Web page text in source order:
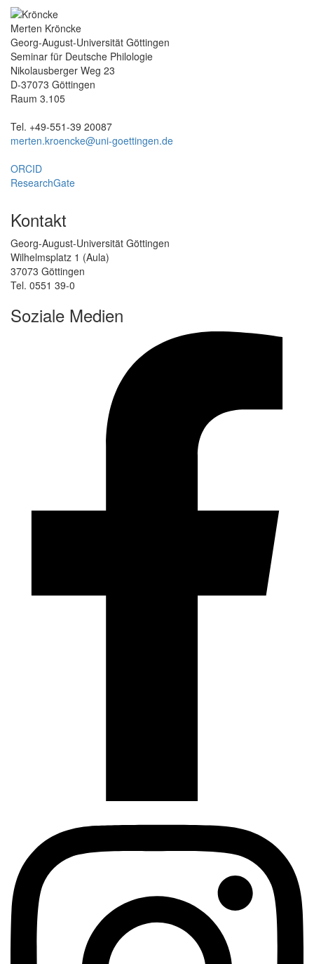
Merten Kröncke
Georg-August-Universität Göttingen
Seminar für Deutsche Philologie
Nikolausberger Weg 23
D-37073 Göttingen
Raum 3.105
Tel. +49-551-39 20087
merten.kroencke@uni-goettingen.de
ORCID
ResearchGate
Kontakt
Georg-August-Universität Göttingen
Wilhelmsplatz 1 (Aula)
37073 Göttingen
Tel. 0551 39-0
Soziale Medien